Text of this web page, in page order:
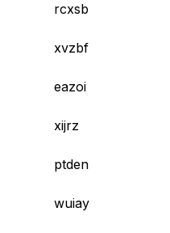
rcxsb
xvzbf
eazoi
xijrz
ptden
wuiay